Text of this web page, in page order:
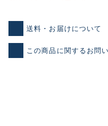
新古品（メーカー問屋から
送料・お届けについて
この商品に関するお問